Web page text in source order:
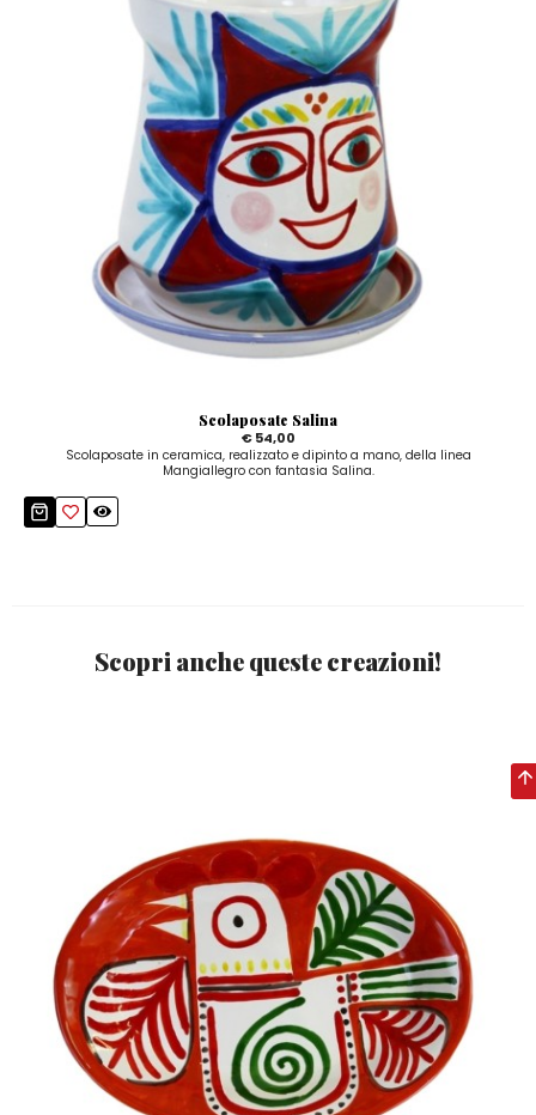
Scolaposate Salina
€ 54,00
Scolaposate in ceramica, realizzato e dipinto a mano, della linea
Mangiallegro con fantasia Salina.
Scopri anche queste creazioni!